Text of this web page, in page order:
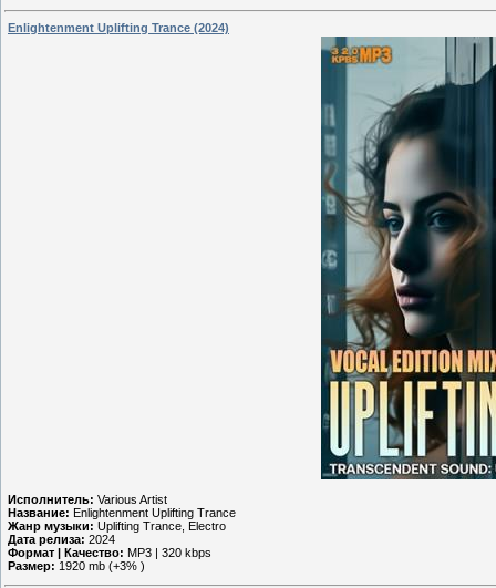
Enlightenment Uplifting Trance (2024)
Исполнитель: Various Artist
Название: Enlightenment Uplifting Trance
Жанр музыки: Uplifting Trance, Electro
Дата релиза: 2024
Формат | Качество: MP3 | 320 kbps
Размер: 1920 mb (+3% )